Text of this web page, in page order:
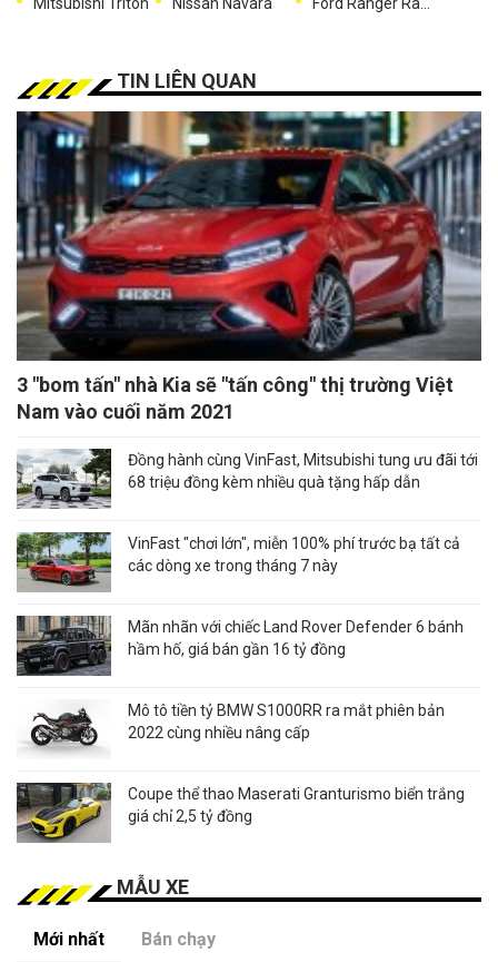
TIN LIÊN QUAN
3 "bom tấn" nhà Kia sẽ "tấn công" thị trường Việt
Nam vào cuối năm 2021
Đồng hành cùng VinFast, Mitsubishi tung ưu đãi tới
68 triệu đồng kèm nhiều quà tặng hấp dẫn
VinFast "chơi lớn", miễn 100% phí trước bạ tất cả
các dòng xe trong tháng 7 này
Mãn nhãn với chiếc Land Rover Defender 6 bánh
hầm hố, giá bán gần 16 tỷ đồng
Mô tô tiền tỷ BMW S1000RR ra mắt phiên bản
2022 cùng nhiều nâng cấp
Coupe thể thao Maserati Granturismo biển trắng
giá chỉ 2,5 tỷ đồng
MẪU XE
Mới nhất Bán chạy